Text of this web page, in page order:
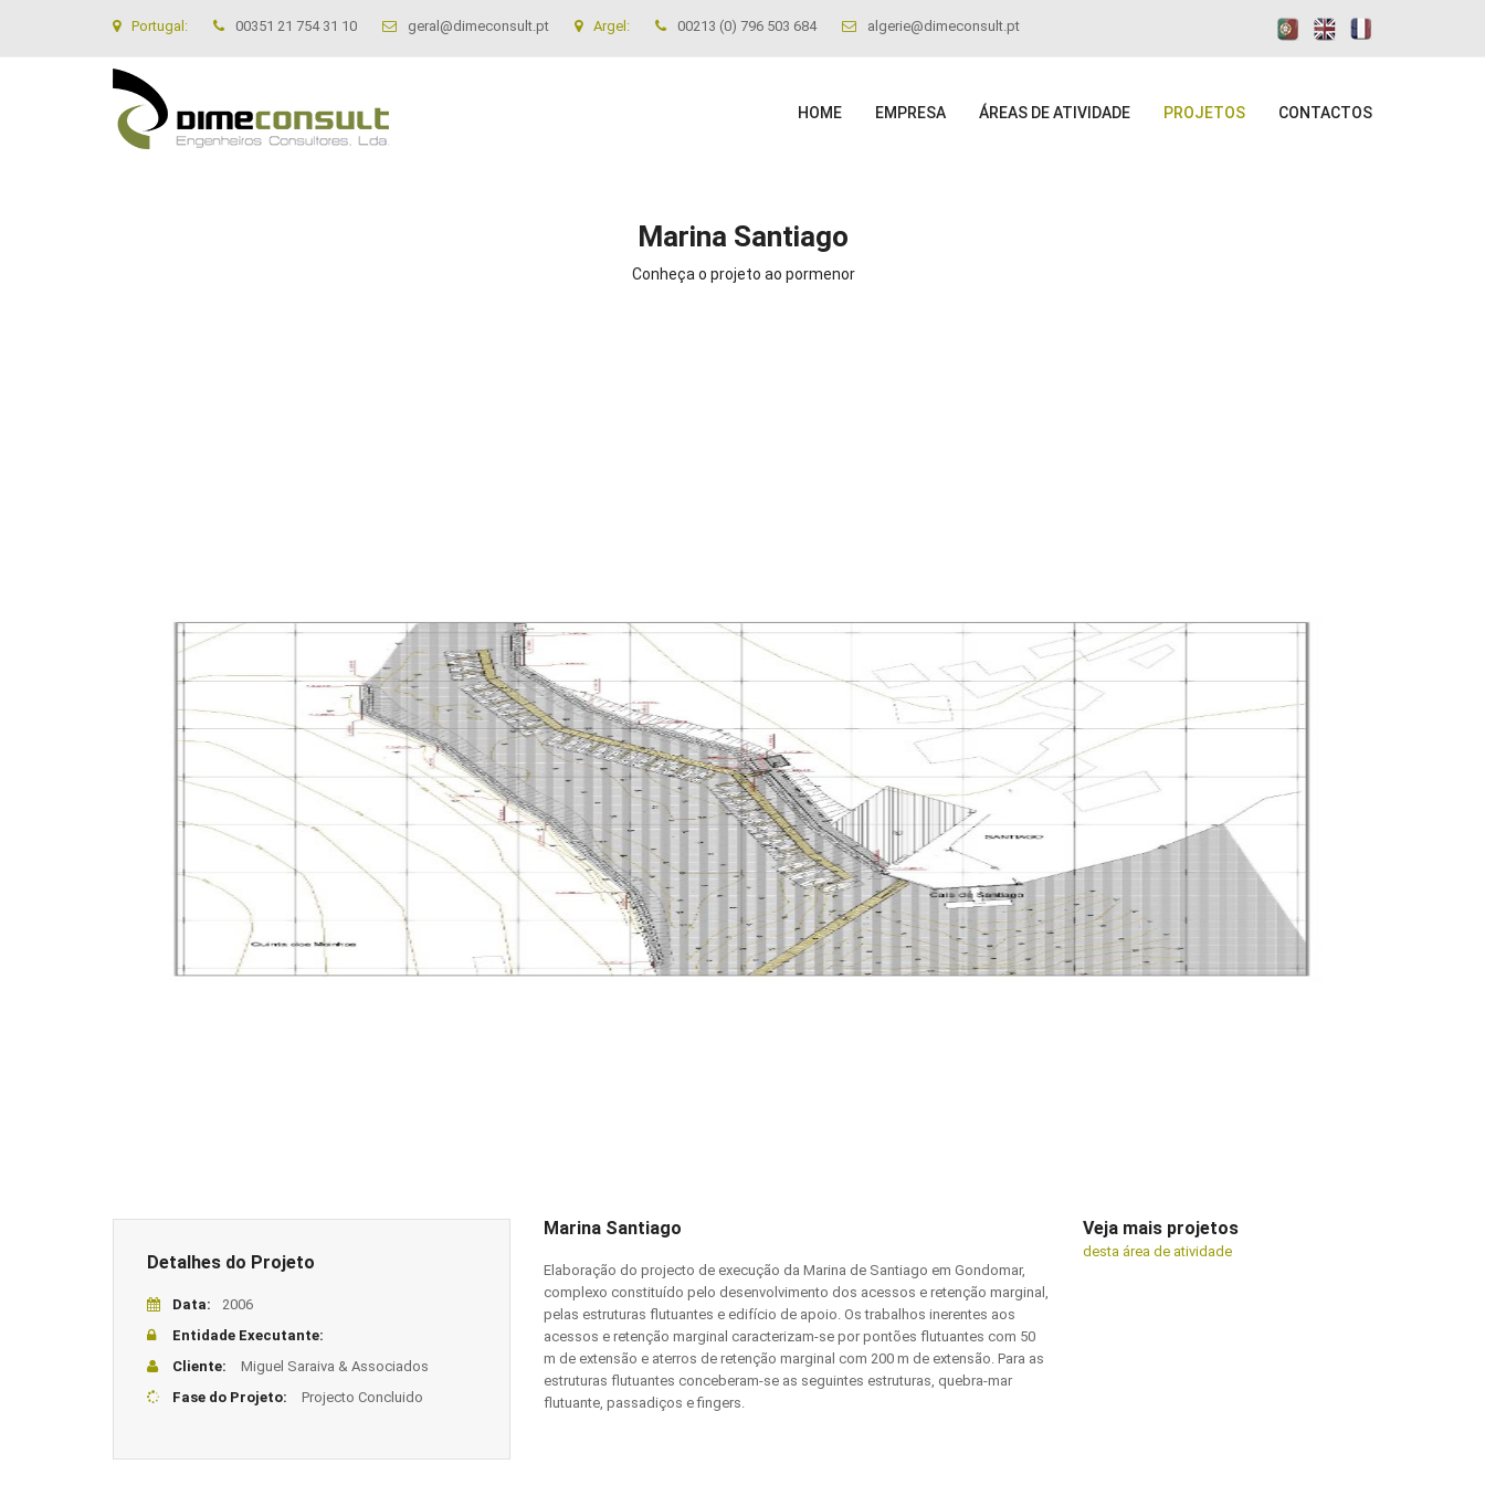
Portugal: 00351 21 754 31 10 geral@dimeconsult.pt Argel: 00213 (0) 796 503 684 algerie@dimeconsult.pt
HOME EMPRESA ÁREAS DE ATIVIDADE PROJETOS CONTACTOS
Marina Santiago
Conheça o projeto ao pormenor
Detalhes do Projeto
Data:
2006
Entidade Executante:
Cliente:
Miguel Saraiva & Associados
Fase do Projeto:
Projecto Concluido
Marina Santiago
Elaboração do projecto de execução da Marina de Santiago em Gondomar,
complexo constituído pelo desenvolvimento dos acessos e retenção marginal,
pelas estruturas flutuantes e edifício de apoio. Os trabalhos inerentes aos
acessos e retenção marginal caracterizam-se por pontões flutuantes com 50
m de extensão e aterros de retenção marginal com 200 m de extensão. Para as
estruturas flutuantes conceberam-se as seguintes estruturas, quebra-mar
flutuante, passadiços e fingers.
Veja mais projetos
desta área de atividade